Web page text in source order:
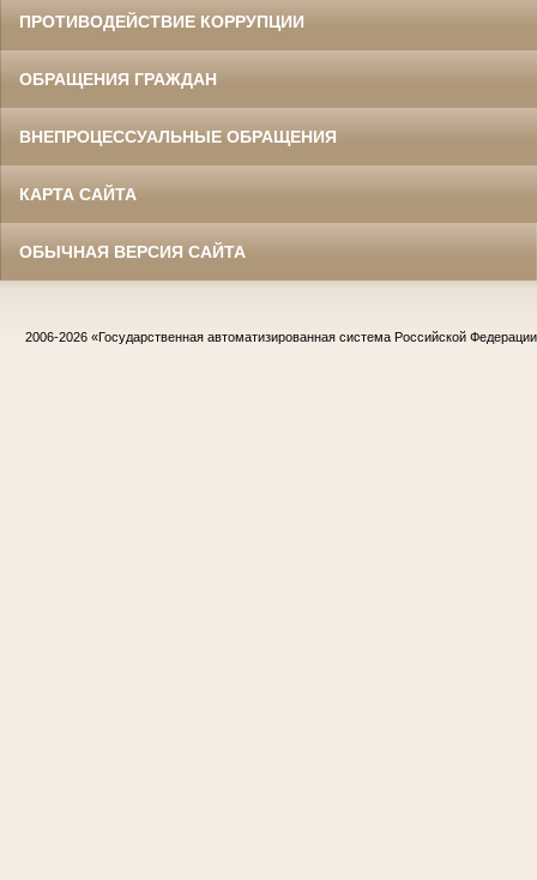
ПРОТИВОДЕЙСТВИЕ КОРРУПЦИИ
ОБРАЩЕНИЯ ГРАЖДАН
ВНЕПРОЦЕССУАЛЬНЫЕ ОБРАЩЕНИЯ
КАРТА САЙТА
ОБЫЧНАЯ ВЕРСИЯ САЙТА
2006-2026 «Государственная автоматизированная система Российской